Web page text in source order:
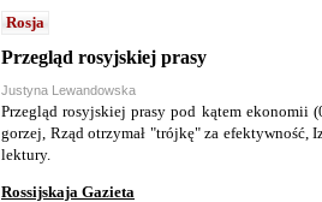
Rosja
Przegląd rosyjskiej prasy
Justyna Lewandowska
Przegląd rosyjskiej prasy pod kątem ekonomii
gorzej, Rząd otrzymał "trójkę" za efektywność,
lektury.
Rossijskaja Gazieta